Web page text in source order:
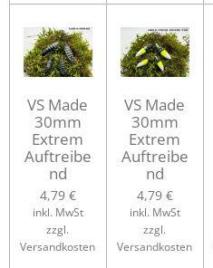
VS Made
30mm
Extrem
Auftreibe
nd
4,79 €
inkl. MwSt
zzgl.
Versandkosten
VS Made
30mm
Extrem
Auftreibe
nd
4,79 €
inkl. MwSt
zzgl.
Versandkosten